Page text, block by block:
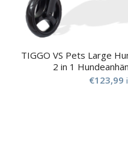
TIGGO VS Pets Large
2 in 1
€123,99